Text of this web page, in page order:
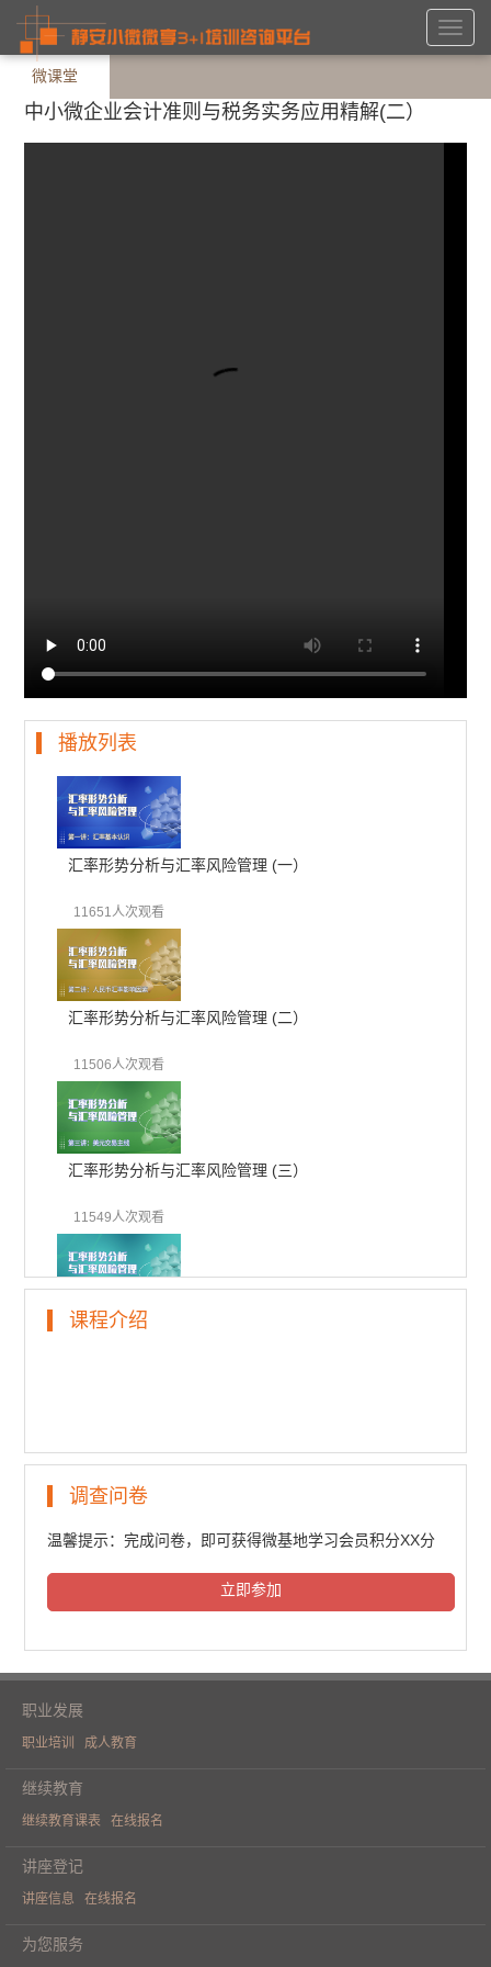
微课堂
中小微企业会计准则与税务实务应用精解(二）
播放列表
汇率形势分析与汇率风险管理 (一）
11651人次观看
汇率形势分析与汇率风险管理 (二）
11506人次观看
汇率形势分析与汇率风险管理 (三）
11549人次观看
汇率形势分析与汇率风险管理 (四）
6596人次观看
民法典普法培训（三）
6528人次观看
《人工智能重构财务价值》学术论坛
课程介绍
调查问卷
温馨提示：完成问卷，即可获得微基地学习会员积分XX分
立即参加
职业发展
职业培训 成人教育
继续教育
继续教育课表 在线报名
讲座登记
讲座信息 在线报名
为您服务